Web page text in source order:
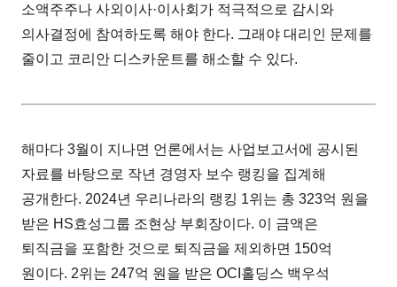
소액주주나 사외이사·이사회가 적극적으로 감시와
의사결정에 참여하도록 해야 한다. 그래야 대리인 문제를
줄이고 코리안 디스카운트를 해소할 수 있다.
해마다 3월이 지나면 언론에서는 사업보고서에 공시된
자료를 바탕으로 작년 경영자 보수 랭킹을 집계해
공개한다. 2024년 우리나라의 랭킹 1위는 총 323억 원을
받은 HS효성그룹 조현상 부회장이다. 이 금액은
퇴직금을 포함한 것으로 퇴직금을 제외하면 150억
원이다. 2위는 247억 원을 받은 OCI홀딩스 백우석